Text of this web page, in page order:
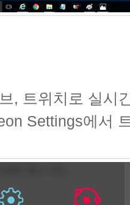
, 트위치로 실시
Settings에서